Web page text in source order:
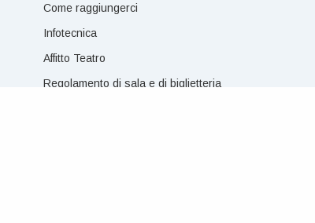
Come raggiungerci
Infotecnica
Affitto Teatro
Regolamento di sala e di biglietteria